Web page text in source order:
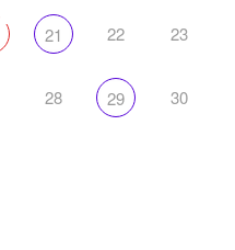
21 22 23
28 29 30